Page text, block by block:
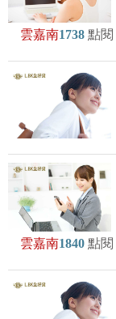
雲嘉南1738 點閱
雲嘉南1840 點閱